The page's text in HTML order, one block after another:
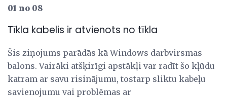
01 no 08
Tīkla kabelis ir atvienots no tīkla
Šis ziņojums parādās kā Windows darbvirsmas
balons. Vairāki atšķirīgi apstākļi var radīt šo kļūdu
katram ar savu risinājumu, tostarp sliktu kabeļu
savienojumu vai problēmas ar